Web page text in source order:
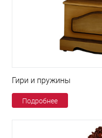
Гири и пружины
Подробнее